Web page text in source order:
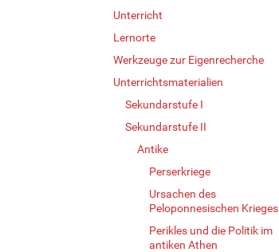
Unterricht
Lernorte
Werkzeuge zur Eigenrecherche
Unterrichtsmaterialien
Sekundarstufe I
Sekundarstufe II
Antike
Perserkriege
Ursachen des
Peloponnesischen Krieges
Perikles und die Politik im
antiken Athen